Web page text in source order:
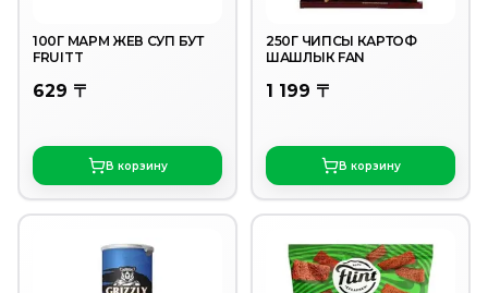
100Г МАРМ ЖЕВ СУП БУТ
FRUITT
629 〒
В корзину
250Г ЧИПСЫ КАРТОФ
ШАШЛЫК FAN
1 199 〒
В корзину